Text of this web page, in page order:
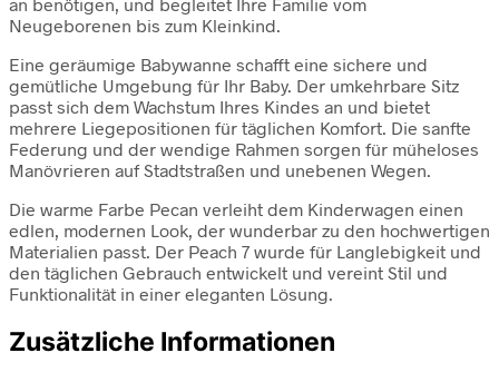
an benötigen, und begleitet Ihre Familie vom
Neugeborenen bis zum Kleinkind.
Eine geräumige Babywanne schafft eine sichere und
gemütliche Umgebung für Ihr Baby. Der umkehrbare Sitz
passt sich dem Wachstum Ihres Kindes an und bietet
mehrere Liegepositionen für täglichen Komfort. Die sanfte
Federung und der wendige Rahmen sorgen für müheloses
Manövrieren auf Stadtstraßen und unebenen Wegen.
Die warme Farbe Pecan verleiht dem Kinderwagen einen
edlen, modernen Look, der wunderbar zu den hochwertigen
Materialien passt. Der Peach 7 wurde für Langlebigkeit und
den täglichen Gebrauch entwickelt und vereint Stil und
Funktionalität in einer eleganten Lösung.
Zusätzliche Informationen